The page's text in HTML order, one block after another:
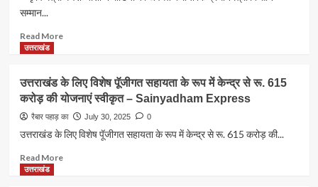
Express
उम्र
बनी
प्रियंका
नेगी
Sainyadham
Express
सम्मान...
Read MoreRead
20वीं
किश्त
के
रूप
में
उत्तराखण्ड
के
उत्तराखंड
उत्तराखंड के लिए विशेष पॅूजीगत सहायता के रूप में केन्द्र से रू. 615
करोड़ की योजनाएं स्वीकृत – Sainyadham Express
रैबार पहाड़ का July 30, 2025 0
उत्तराखंड के लिए विशेष पॅूजीगत सहायता के रूप में केन्द्र से रू. 615 करोड़ की...
Read MoreRead
उत्तराखंड